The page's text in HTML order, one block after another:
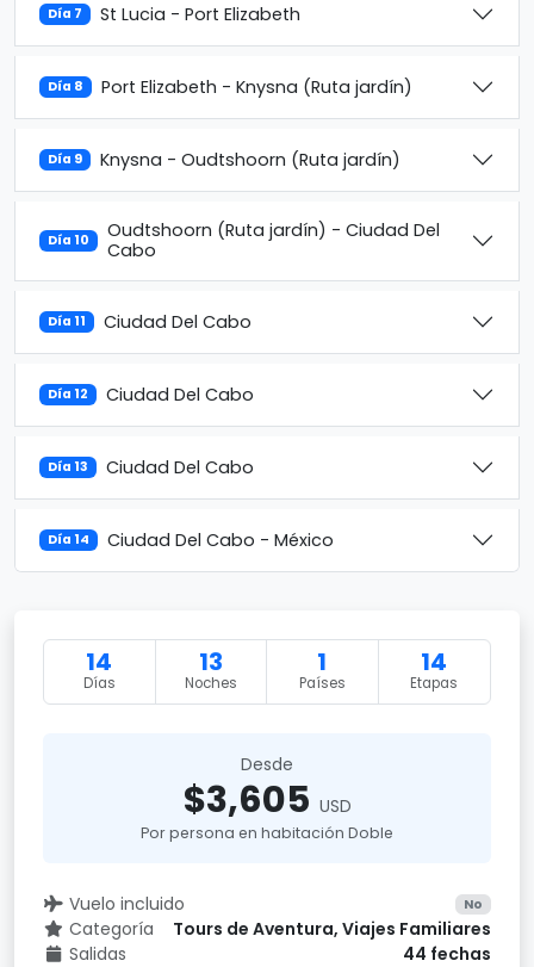
Día 7 St Lucia - Port Elizabeth
Día 8 Port Elizabeth - Knysna (Ruta jardín)
Día 9 Knysna - Oudtshoorn (Ruta jardín)
Día 10
Oudtshoorn (Ruta jardín) - Ciudad Del
Cabo
Día 11 Ciudad Del Cabo
Día 12 Ciudad Del Cabo
Día 13 Ciudad Del Cabo
Día 14 Ciudad Del Cabo - México
14
Días
13
Noches
1
Países
14
Etapas
Desde
$3,605 USD
Por persona en habitación Doble
Vuelo incluido No
Categoría
Tours de Aventura, Viajes Familiares
Salidas
44 fechas